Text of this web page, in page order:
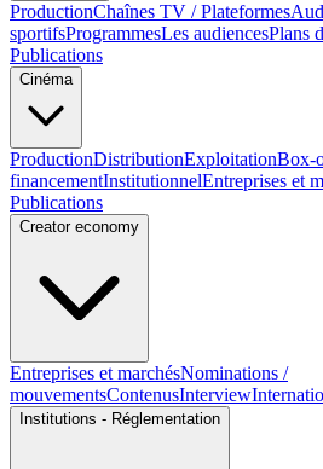
ProductionChaînes TV / Plateformes
sportifsProgrammesLes audiencesPlans
Publications
Cinéma
ProductionDistributionExploitationBox-
financementInstitutionnelEntreprises et
Publications
Creator economy
Entreprises et marchésNominations /
mouvementsContenusInterview
Institutions - Réglementation